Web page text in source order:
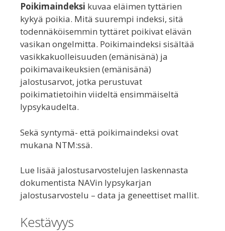
Poikimaindeksi kuvaa eläimen tyttärien
kykyä poikia. Mitä suurempi indeksi, sitä
todennäköisemmin tyttäret poikivat elävän
vasikan ongelmitta. Poikimaindeksi sisältää
vasikkakuolleisuuden (emänisänä) ja
poikimavaikeuksien (emänisänä)
jalostusarvot, jotka perustuvat
poikimatietoihin viideltä ensimmäiseltä
lypsykaudelta.
Sekä syntymä- että poikimaindeksi ovat
mukana NTM:ssä.
Lue lisää jalostusarvostelujen laskennasta
dokumentista NAVin lypsykarjan
jalostusarvostelu – data ja geneettiset mallit.
Kestävyys